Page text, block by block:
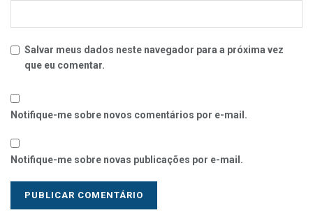
Salvar meus dados neste navegador para a próxima vez
que eu comentar.
Notifique-me sobre novos comentários por e-mail.
Notifique-me sobre novas publicações por e-mail.